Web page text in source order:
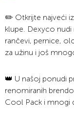
✏️ Otkrijte najveći
klupe. Dexyco
rančevi, pernice,
za užinu i još
👑 U našoj ponudi
renomiranih
Cool Pack i mnogi